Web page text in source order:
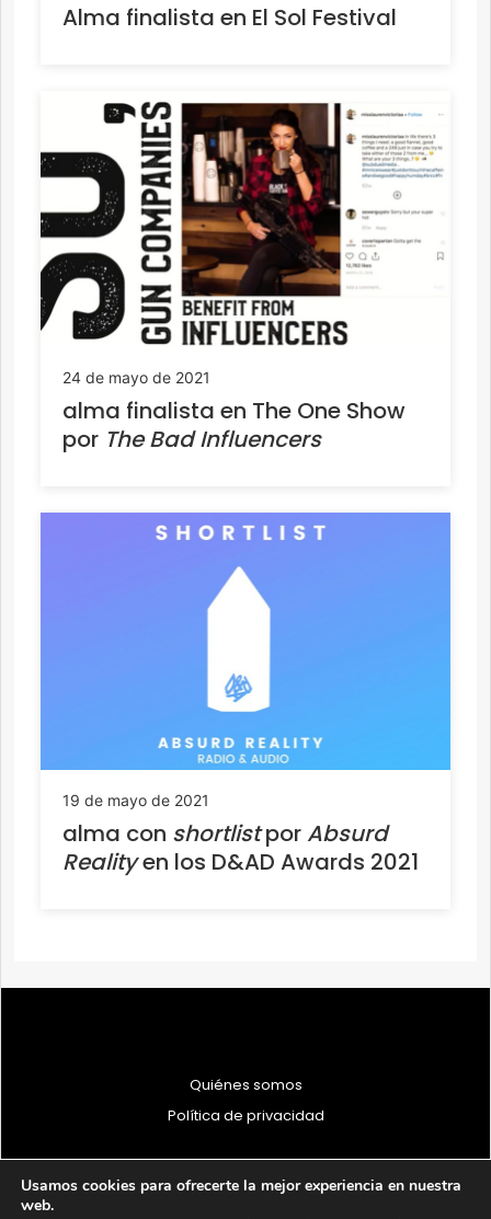
Alma finalista en El Sol Festival
24 de mayo de 2021
alma finalista en The One Show
por The Bad Influencers
19 de mayo de 2021
alma con shortlistpor Absurd
Realityen los D&AD Awards 2021
Quiénes somos
Política de privacidad
Usamos cookies para ofrecerte la mejor experiencia en nuestra
web.